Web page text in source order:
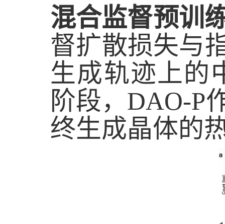
混合监督预训
督扩散损失与
生成轨迹上的
阶段， DAO-P
终生成晶体的